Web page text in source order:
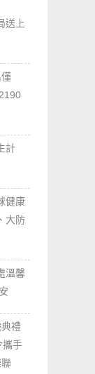
送上
計
健康
大防
溫馨
禮
攜手